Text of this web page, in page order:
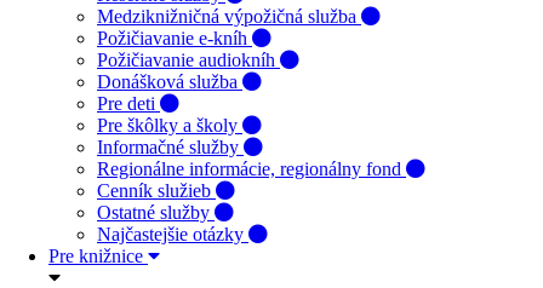
Medziknižničná výpožičná služba
Požičiavanie e-kníh
Požičiavanie audiokníh
Donášková služba
Pre deti
Pre škôlky a školy
Informačné služby
Regionálne informácie, regionálny fond
Cenník služieb
Ostatné služby
Najčastejšie otázky
Pre knižnice